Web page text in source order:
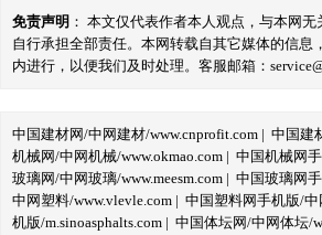
免责声明 ： 本文仅代表作者本人观点，与本网
自行承担全部责任。本网转载自其它媒体的信
内进行，以便我们及时处理。客服邮箱：
中国建材网/中网建材/www.cnprofit.com | 中国建
机械网/中网机械/www.okmao.com | 中国机械网
玻璃网/中网玻璃/www.meesm.com | 中国玻璃网
中网塑料/www.vlevle.com | 中国塑料网手机版/
机版/m.sinoasphalts.com | 中国体坛网/中网体坛/